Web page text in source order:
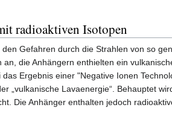
radioaktiven Isotopen
Gefahren durch die Strahlen von so
die Anhängern enthielten ein
Ergebnis einer "Negative Ionen
„vulkanische Lavaenergie“. Behauptet
Die Anhänger enthalten jedoch